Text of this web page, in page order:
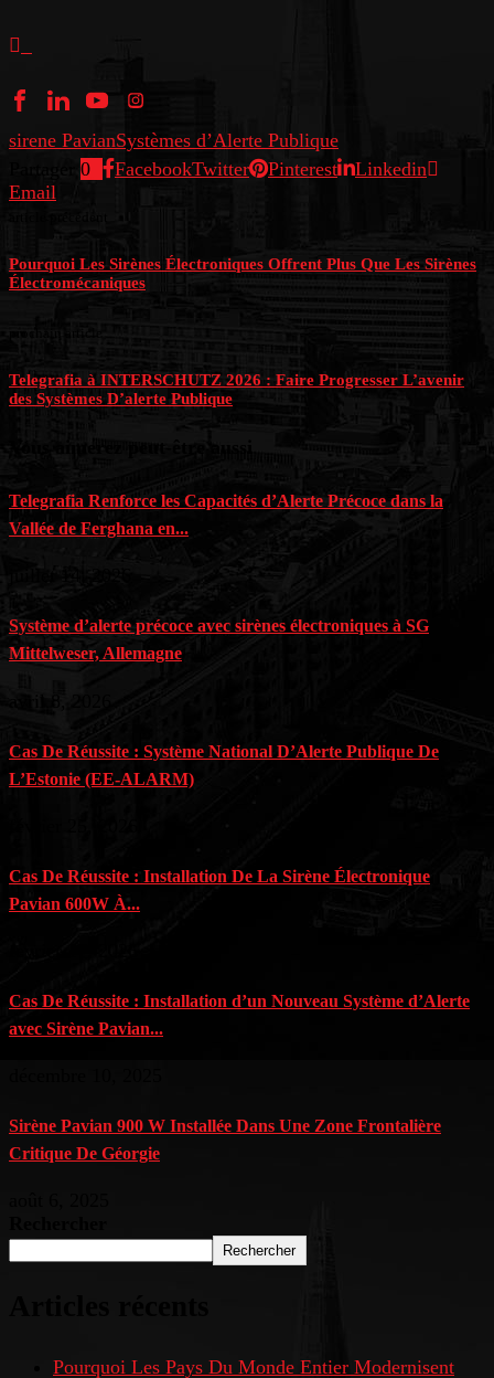
sirene PavianSystèmes d’Alerte Publique
0 FacebookTwitter Pinterest
Linkedin
Email
Pourquoi Les Sirènes Électroniques Offrent Plus Que Les Sirènes
Électromécaniques
Telegrafia à INTERSCHUTZ 2026 : Faire Progresser L’avenir
des Systèmes D’alerte Publique
Telegrafia Renforce les Capacités d’Alerte Précoce dans la
Vallée de Ferghana en...
Système d’alerte précoce avec sirènes électroniques à SG
Mittelweser, Allemagne
Cas De Réussite : Système National D’Alerte Publique De
L’Estonie (EE-ALARM)
Cas De Réussite : Installation De La Sirène Électronique
Pavian 600W À...
Cas De Réussite : Installation d’un Nouveau Système d’Alerte
avec Sirène Pavian...
Sirène Pavian 900 W Installée Dans Une Zone Frontalière
Critique De Géorgie
Rechercher
Pourquoi Les Pays Du Monde Entier Modernisent